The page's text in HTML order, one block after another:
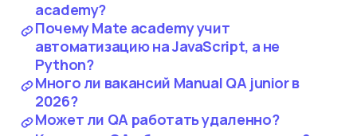
academy?
Почему Mate academy учит
автоматизацию на JavaScript, а не
Python?
Много ли вакансий Manual QA junior в
2026?
Может ли QA работать удаленно?